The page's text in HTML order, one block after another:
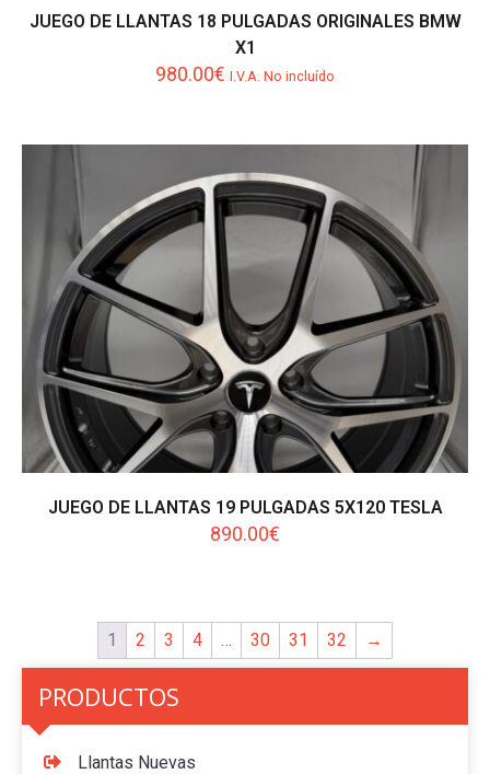
JUEGO DE LLANTAS 18 PULGADAS ORIGINALES BMW
X1
980.00€ I.V.A. No incluído
JUEGO DE LLANTAS 19 PULGADAS 5X120 TESLA
890.00€
1 2 3 4 30 31 32 →
PRODUCTOS
Llantas Nuevas